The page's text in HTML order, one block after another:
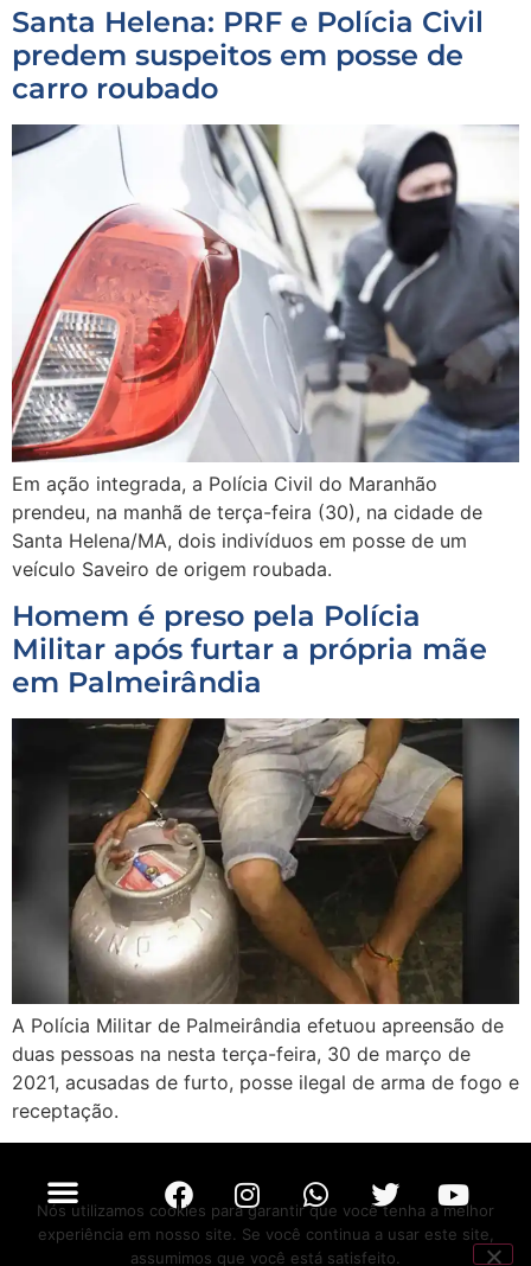
Santa Helena: PRF e Polícia Civil
predem suspeitos em posse de
carro roubado
Em ação integrada, a Polícia Civil do Maranhão
prendeu, na manhã de terça-feira (30), na cidade de
Santa Helena/MA, dois indivíduos em posse de um
veículo Saveiro de origem roubada.
Homem é preso pela Polícia
Militar após furtar a própria mãe
em Palmeirândia
A Polícia Militar de Palmeirândia efetuou apreensão de
duas pessoas na nesta terça-feira, 30 de março de
2021, acusadas de furto, posse ilegal de arma de fogo e
receptação.
Nós utilizamos cookies para garantir que você tenha a melhor
experiência em nosso site. Se você continua a usar este site,
assumimos que você está satisfeito.